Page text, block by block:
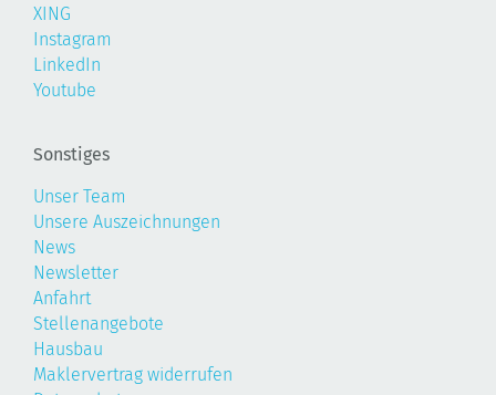
XING
Instagram
LinkedIn
Youtube
Sonstiges
Unser Team
Unsere Auszeichnungen
News
Newsletter
Anfahrt
Stellenangebote
Hausbau
Maklervertrag widerrufen